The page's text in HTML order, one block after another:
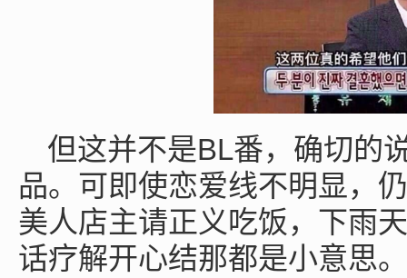
但这并不是BL番，确切的
品。可即使恋爱线不明显，
美人店主请正义吃饭，下雨
话疗解开心结那都是小意思